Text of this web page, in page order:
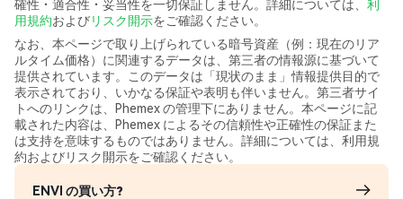
確性・適合性・妥当性を一切保証しません。詳細については、 利
用規約およびリスク開示をご確認ください。
なお、本ページで取り上げられている暗号資産（例：現在のリア
ルタイム価格）に関連するデータは、第三者の情報源に基づいて
提供されています。このデータは「現状のまま」情報提供目的で
表示されており、いかなる保証や表明も伴いません。第三者サイ
トへのリンクは、Phemex の管理下にありません。本ページに記
載された内容は、Phemex によるその信頼性や正確性の保証また
は支持を意味するものではありません。詳細については、利用規
約およびリスク開示をご確認ください。
ENVI の買い方?